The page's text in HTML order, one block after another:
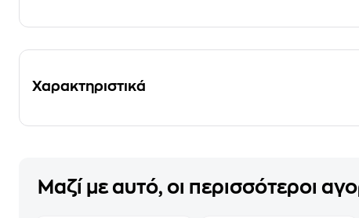
Χαρακτηριστικά
Μαζί με αυτό, οι περισσότεροι